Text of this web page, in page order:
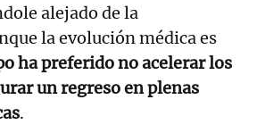
alejado de la
la evolución médica es
ha preferido no acelerar los
un regreso en plenas
.